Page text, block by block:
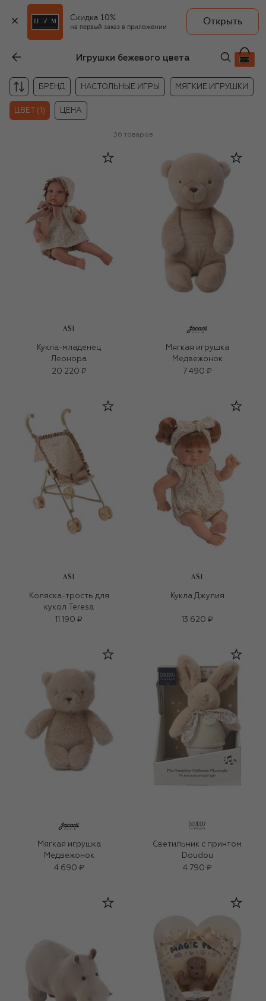
Скидка 10%
на первый заказ в приложении
Открыть
Игрушки бежевого цвета
БРЕНД НАСТОЛЬНЫЕ ИГРЫ МЯГКИЕ ИГРУШКИ
ЦВЕТ (1) ЦЕНА
36 товаров
ASI
Кукла-младенец
Леонора
20 220 ₽
Мягкая игрушка
Медвежонок
7 490 ₽
ASI
Коляска-трость для
кукол Teresa
11 190 ₽
ASI
Кукла Джулия
13 620 ₽
Мягкая игрушка
Медвежонок
4 690 ₽
Светильник с принтом
Doudou
4 790 ₽